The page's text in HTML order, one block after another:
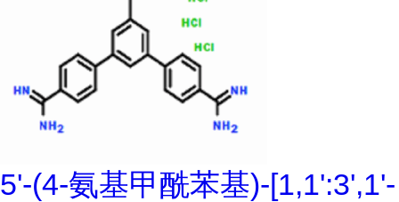
5'-(4-氨基甲酰苯基)-[1,1':3',1'-